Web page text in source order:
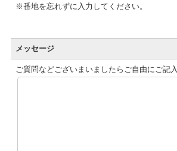
※番地を忘れずに入力してください。
メッセージ
ご質問などございまいましたらご自由にご記入